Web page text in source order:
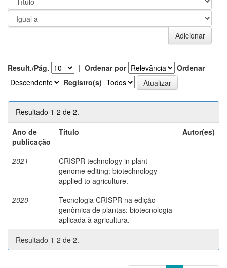
Result./Pág. | Ordenar por
Ordenar
Registro(s)
Resultado 1-2 de 2.
Ano de
publicação
Título Autor(es)
2021
CRISPR technology in plant
genome editing: biotechnology
applied to agriculture.
-
2020
Tecnologia CRISPR na edição
genômica de plantas: biotecnologia
aplicada à agricultura.
-
Resultado 1-2 de 2.